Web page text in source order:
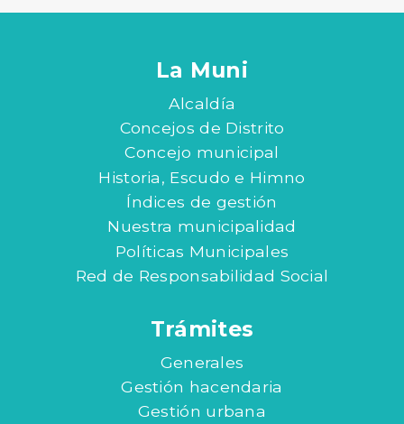
La Muni
Alcaldía
Concejos de Distrito
Concejo municipal
Historia, Escudo e Himno
Índices de gestión
Nuestra municipalidad
Políticas Municipales
Red de Responsabilidad Social
Trámites
Generales
Gestión hacendaria
Gestión urbana